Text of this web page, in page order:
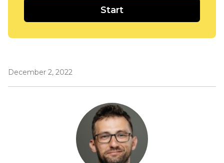
Start
December 2, 2022